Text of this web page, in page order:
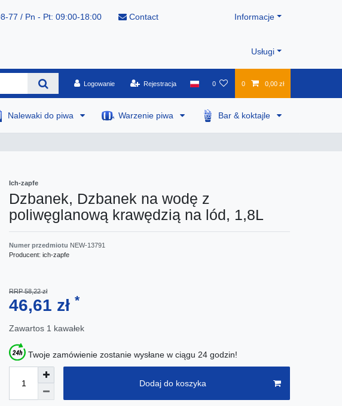
77 / Pn - Pt: 09:00-18:00 Contact Informacje
Usługi
Logowanie Rejestracja 0 0 0,00 zł
Nalewaki do piwa Warzenie piwa Bar & koktajle
Ich-zapfe
Dzbanek, Dzbanek na wodę z
poliwęglanową krawędzią na lód, 1,8L
Numer przedmiotu NEW-13791
Producent: ich-zapfe
RRP 58,22 zł
46,61 zł *
Zawartos 1 kawałek
Twoje zamówienie zostanie wysłane w ciągu 24 godzin!
Dodaj do koszyka